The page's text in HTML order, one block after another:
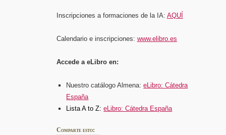
Inscripciones a formaciones de la IA: AQUÍ
Calendario e inscripciones: www.elibro.es
Accede a eLibro en:
Nuestro catálogo Almena:eLibro: Cátedra
España
Lista A to Z:eLibro: Cátedra España
Comparte esto: